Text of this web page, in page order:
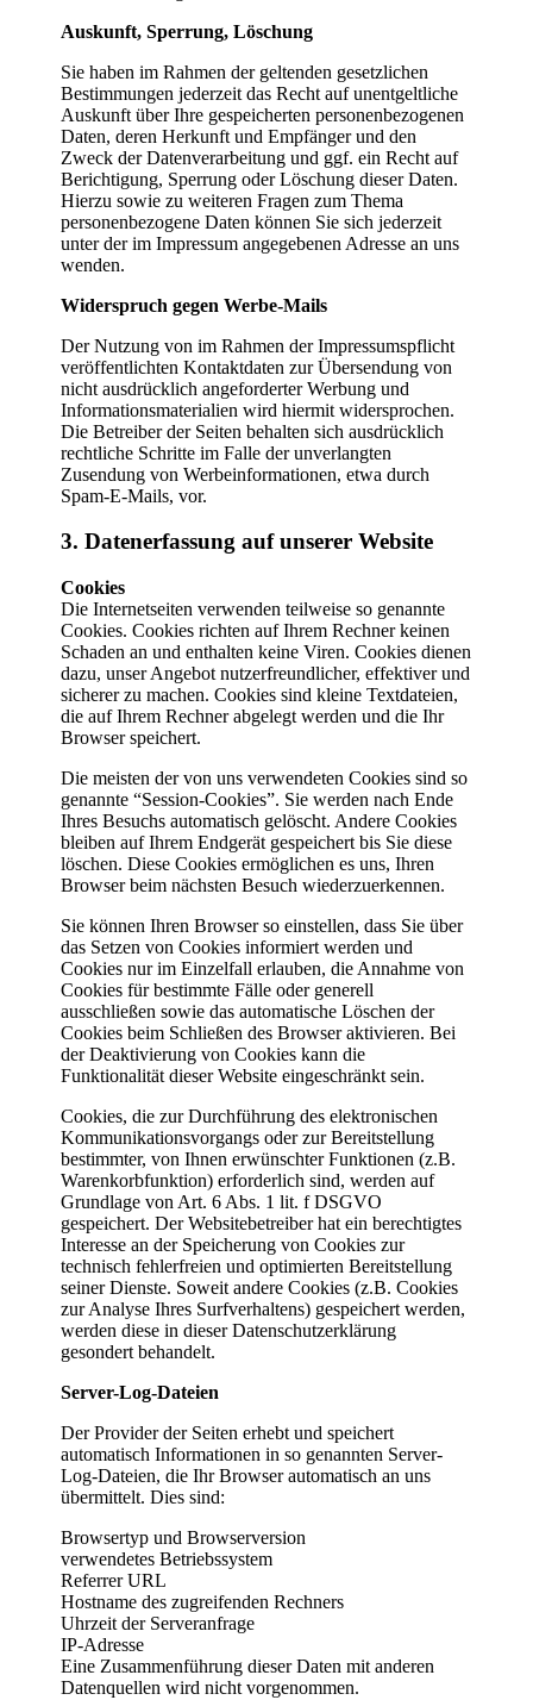
Auskunft, Sperrung, Löschung
Sie haben im Rahmen der geltenden gesetzlichen
Bestimmungen jederzeit das Recht auf unentgeltliche
Auskunft über Ihre gespeicherten personenbezogenen
Daten, deren Herkunft und Empfänger und den
Zweck der Datenverarbeitung und ggf. ein Recht auf
Berichtigung, Sperrung oder Löschung dieser Daten.
Hierzu sowie zu weiteren Fragen zum Thema
personenbezogene Daten können Sie sich jederzeit
unter der im Impressum angegebenen Adresse an uns
wenden.
Widerspruch gegen Werbe-Mails
Der Nutzung von im Rahmen der Impressumspflicht
veröffentlichten Kontaktdaten zur Übersendung von
nicht ausdrücklich angeforderter Werbung und
Informationsmaterialien wird hiermit widersprochen.
Die Betreiber der Seiten behalten sich ausdrücklich
rechtliche Schritte im Falle der unverlangten
Zusendung von Werbeinformationen, etwa durch
Spam-E-Mails, vor.
3. Datenerfassung auf unserer Website
Cookies
Die Internetseiten verwenden teilweise so genannte
Cookies. Cookies richten auf Ihrem Rechner keinen
Schaden an und enthalten keine Viren. Cookies dienen
dazu, unser Angebot nutzerfreundlicher, effektiver und
sicherer zu machen. Cookies sind kleine Textdateien,
die auf Ihrem Rechner abgelegt werden und die Ihr
Browser speichert.
Die meisten der von uns verwendeten Cookies sind so
genannte “Session-Cookies”. Sie werden nach Ende
Ihres Besuchs automatisch gelöscht. Andere Cookies
bleiben auf Ihrem Endgerät gespeichert bis Sie diese
löschen. Diese Cookies ermöglichen es uns, Ihren
Browser beim nächsten Besuch wiederzuerkennen.
Sie können Ihren Browser so einstellen, dass Sie über
das Setzen von Cookies informiert werden und
Cookies nur im Einzelfall erlauben, die Annahme von
Cookies für bestimmte Fälle oder generell
ausschließen sowie das automatische Löschen der
Cookies beim Schließen des Browser aktivieren. Bei
der Deaktivierung von Cookies kann die
Funktionalität dieser Website eingeschränkt sein.
Cookies, die zur Durchführung des elektronischen
Kommunikationsvorgangs oder zur Bereitstellung
bestimmter, von Ihnen erwünschter Funktionen (z.B.
Warenkorbfunktion) erforderlich sind, werden auf
Grundlage von Art. 6 Abs. 1 lit. f DSGVO
gespeichert. Der Websitebetreiber hat ein berechtigtes
Interesse an der Speicherung von Cookies zur
technisch fehlerfreien und optimierten Bereitstellung
seiner Dienste. Soweit andere Cookies (z.B. Cookies
zur Analyse Ihres Surfverhaltens) gespeichert werden,
werden diese in dieser Datenschutzerklärung
gesondert behandelt.
Server-Log-Dateien
Der Provider der Seiten erhebt und speichert
automatisch Informationen in so genannten Server-
Log-Dateien, die Ihr Browser automatisch an uns
übermittelt. Dies sind:
Browsertyp und Browserversion
verwendetes Betriebssystem
Referrer URL
Hostname des zugreifenden Rechners
Uhrzeit der Serveranfrage
IP-Adresse
Eine Zusammenführung dieser Daten mit anderen
Datenquellen wird nicht vorgenommen.